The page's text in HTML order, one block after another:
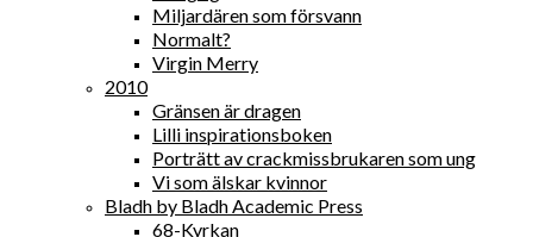
Miljardären som försvann
Normalt?
Virgin Merry
2010
Gränsen är dragen
Lilli inspirationsboken
Porträtt av crackmissbrukaren som ung
Vi som älskar kvinnor
Bladh by Bladh Academic Press
68-Kyrkan